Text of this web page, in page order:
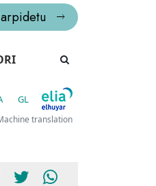
GL
translation